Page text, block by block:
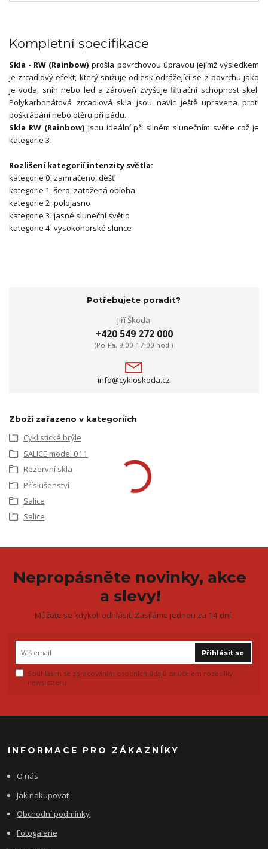
Kompletní specifikace
Skla - RW (Rainbow) prošla povrchovou úpravou jejímž výsledkem
je zrcadlový efekt, který snižuje odlesk odrážející se z povrchu jako
je voda, sníh nebo led a zároveň zvyšuje filtrační schopnost skel.
Polykarbonátová zrcadlová skla jsou navíc ještě upravena proti
poškrábání nebo otěru při pádu.
Skla RW (Rainbow) jsou ideální při silném slunečním světle což je
kategorie 3.
Rozlišení kategorií intenzity světla:
kategorie 0: zamračeno, déšť
kategorie 1: šero, zatažená obloha
kategorie 2: polojasno
kategorie 3: jasné sluneční světlo
kategorie 4: vysokohorské slunce
Potřebujete poradit?
Jiří Škoda
+420 549 272 000
(Po-Pá, 9:00-17:00 hod.)
info@cykloskoda.cz
Zboží zařazeno v kategoriích
Cyklistické brýle
SALICE model 011
Rezervní skla
Příslušenství
Salice
Salice
Nepropásněte novinky, akce
a slevy!
Můžete se kdykoli odhlásit. Zasíláme jednou za 14 dní.
Přihlásit se
Souhlasím se zpracováním osobních údajů za účelem rozesílky
newsletteru.
INFORMACE PRO ZÁKAZNÍKY
O nás
Jak nakupovat
Obchodní podmínky
Fotogalerie